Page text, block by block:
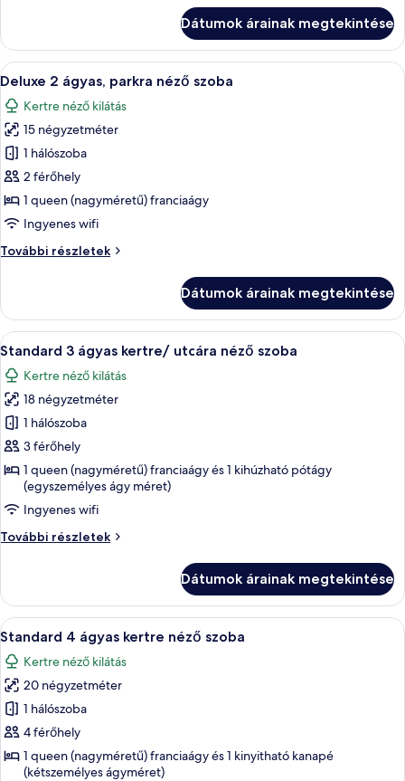
néző
szoba
további
részletei
Dátumok árainak megtekintése
A
következő
szoba
összes
képének
megtekintése:
Deluxe
2
ágyas,
parkra
Egy tiszta, immaculán
9
Deluxe 2 ágyas, parkra néző szoba
Kertre néző kilátás
15 négyzetméter
1 hálószoba
2 férőhely
1 queen (nagyméretű) franciaágy
Ingyenes wifi
További részletek
Deluxe
néző
szoba
további
részletei
Dátumok árainak megtekintése
A
következő
szoba
összes
képének
megtekintése:
Standard
ágyas
kertre/
utcára
szoba
Egy szállodai szoba, amelyben
6
Standard 3 ágyas kertre/ utcára néző szoba
Kertre néző kilátás
18 négyzetméter
1 hálószoba
3 férőhely
1 queen (nagyméretű) franciaágy és 1 kihúzható pótágy
(egyszemélyes ágy méret)
Ingyenes wifi
További részletek
Standard
utcára
néző
szoba
további
részletei
Dátumok árainak megtekintése
A
következő
szoba
összes
képének
megtekintése:
Standard
Egy szállodai szoba, amelyben
13
Standard 4 ágyas kertre néző szoba
Kertre néző kilátás
20 négyzetméter
1 hálószoba
4 férőhely
1 queen (nagyméretű) franciaágy és 1 kinyitható kanapé
(kétszemélyes ágyméret)